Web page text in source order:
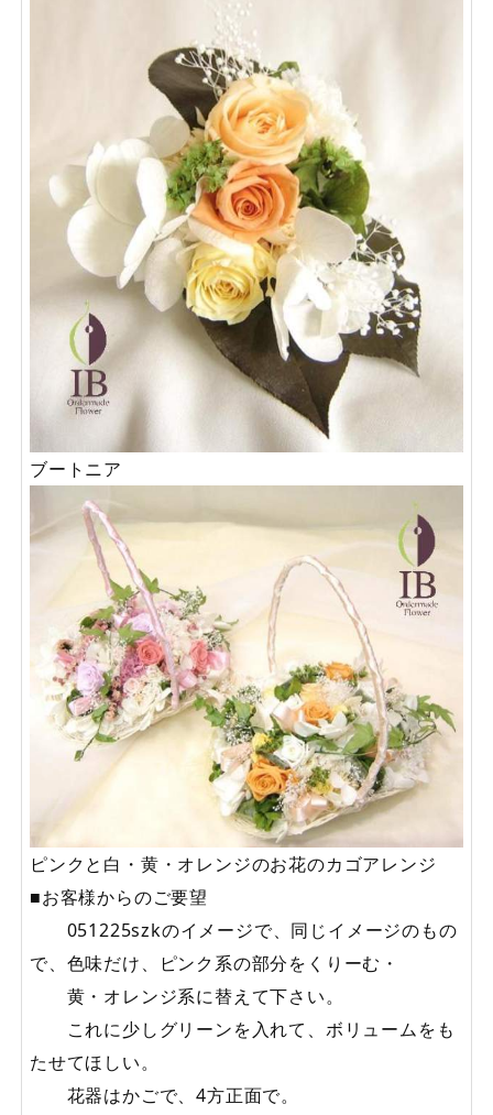
ブートニア
ピンクと白・黄・オレンジのお花のカゴアレンジ
■お客様からのご要望
051225szkのイメージで、同じイメージのもの
で、色味だけ、ピンク系の部分をくりーむ・
黄・オレンジ系に替えて下さい。
これに少しグリーンを入れて、ボリュームをも
たせてほしい。
花器はかごで、4方正面で。